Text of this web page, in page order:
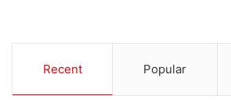
Recent Popular